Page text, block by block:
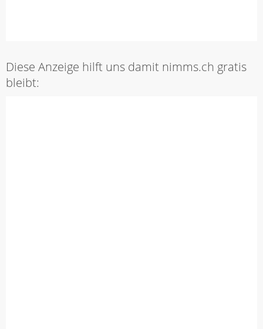
Diese Anzeige hilft uns damit nimms.ch gratis
bleibt: